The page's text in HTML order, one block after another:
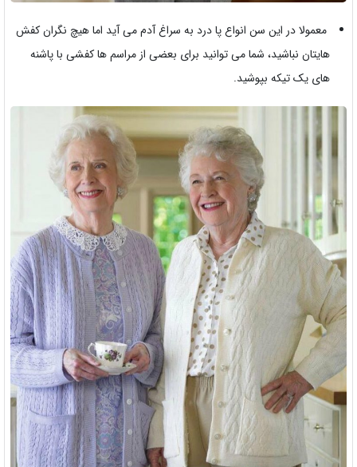
معمولا در این سن انواع پا درد به سراغ آدم می آید اما هیچ نگران کفش
هایتان نباشید، شما می توانید برای بعضی از مراسم ها کفشی با پاشنه
های یک تیکه بپوشید.